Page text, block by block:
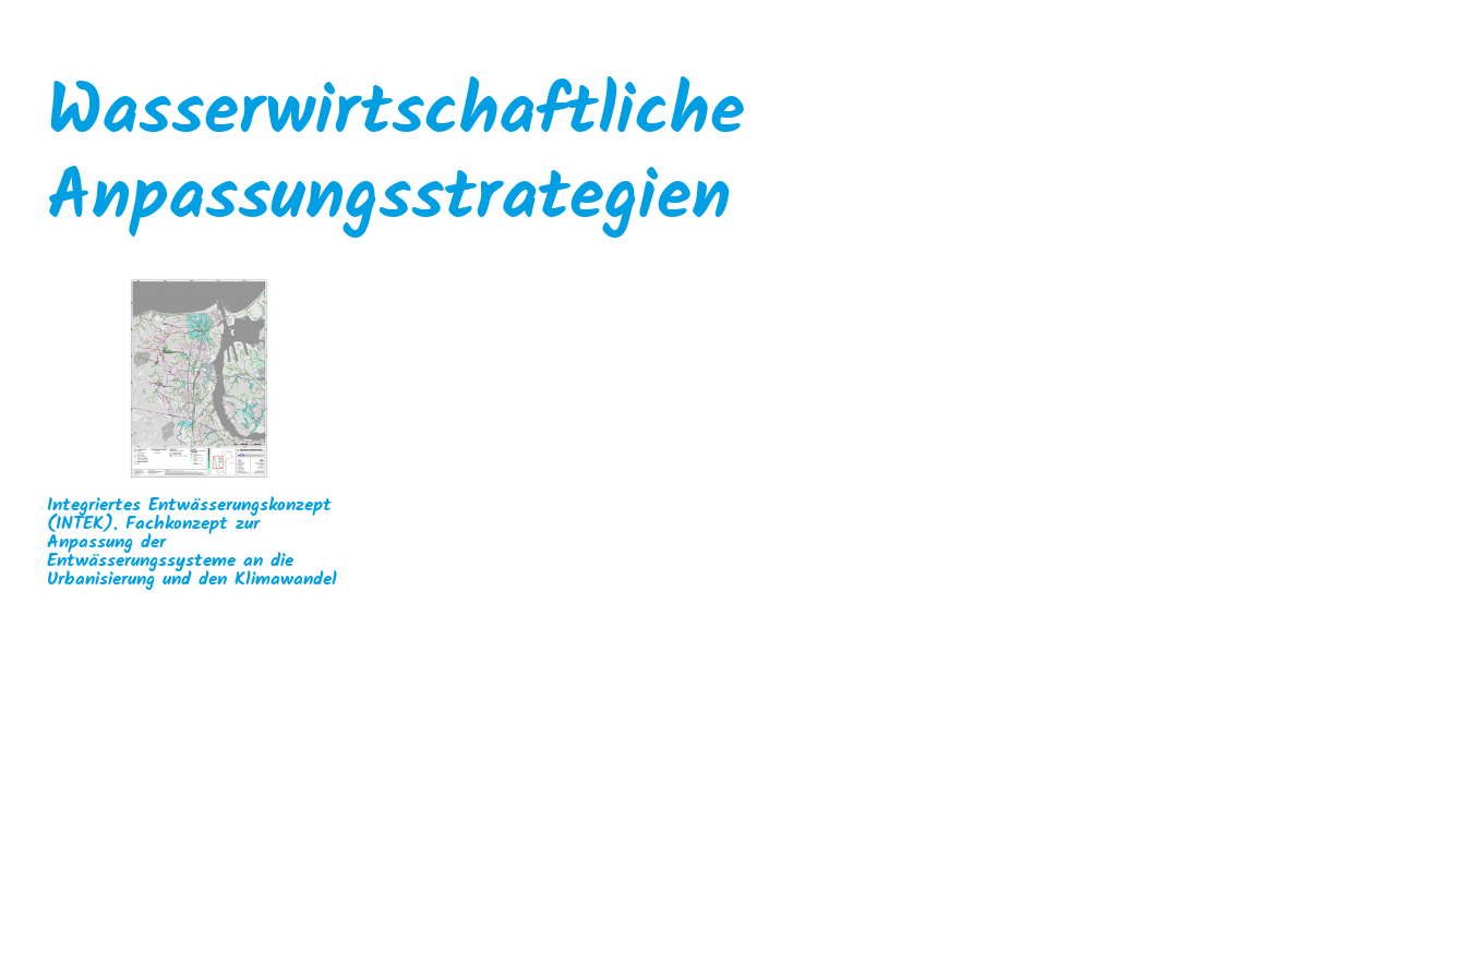
Wasserwirtschaftliche
Anpassungsstrategien
Integriertes Entwässerungskonzept
(INTEK). Fachkonzept zur
Anpassung der
Entwässerungssysteme an die
Urbanisierung und den Klimawandel